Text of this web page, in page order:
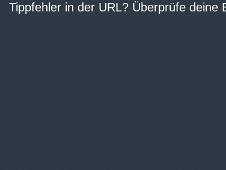
Tippfehler in der URL? Überprüfe deine